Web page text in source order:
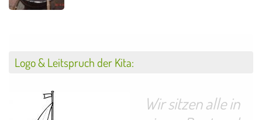
Logo & Leitspruch der Kita:
Wir sitzen alle in